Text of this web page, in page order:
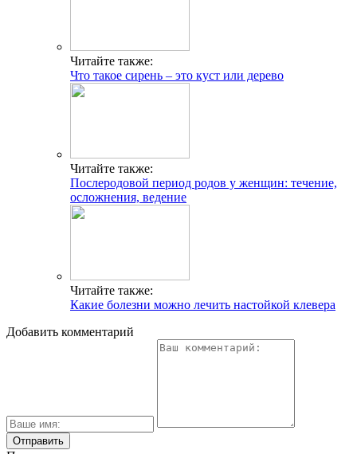
Читайте также:
Что такое сирень – это куст или дерево
Читайте также:
Послеродовой период родов у женщин: течение,
осложнения, ведение
Читайте также:
Какие болезни можно лечить настойкой клевера
Добавить комментарий